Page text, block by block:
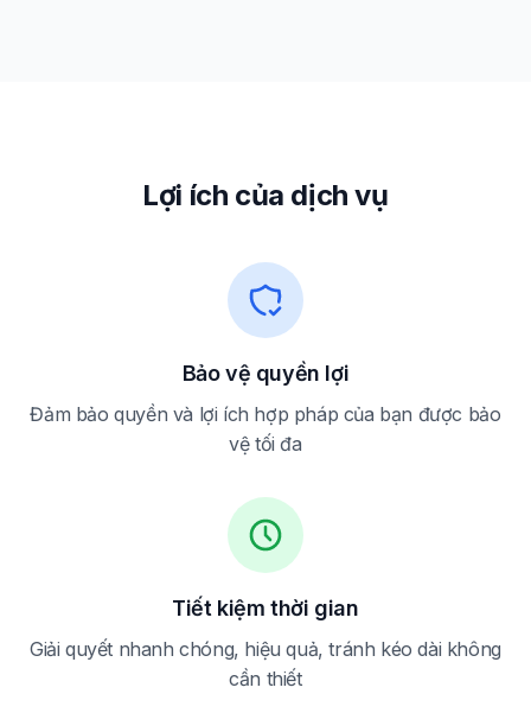
Lợi ích của dịch vụ
Bảo vệ quyền lợi
Đảm bảo quyền và lợi ích hợp pháp của bạn được bảo
vệ tối đa
Tiết kiệm thời gian
Giải quyết nhanh chóng, hiệu quả, tránh kéo dài không
cần thiết